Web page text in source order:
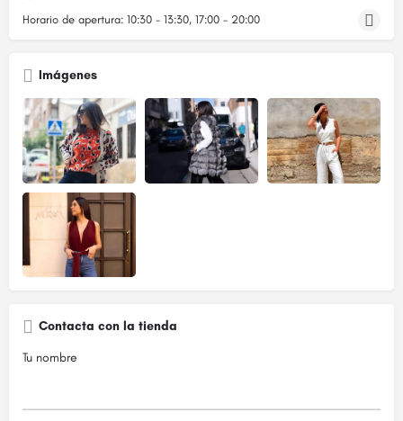
Horario de apertura: 10:30 - 13:30, 17:00 - 20:00
Imágenes
Contacta con la tienda
Tu nombre